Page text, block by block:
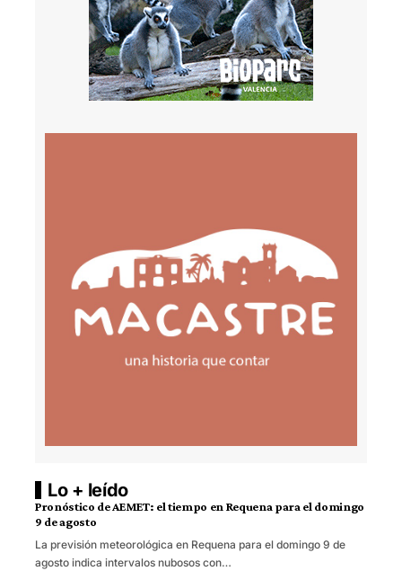
Lo + leído
Pronóstico de AEMET: el tiempo en Requena para el domingo
9 de agosto
La previsión meteorológica en Requena para el domingo 9 de
agosto indica intervalos nubosos con…